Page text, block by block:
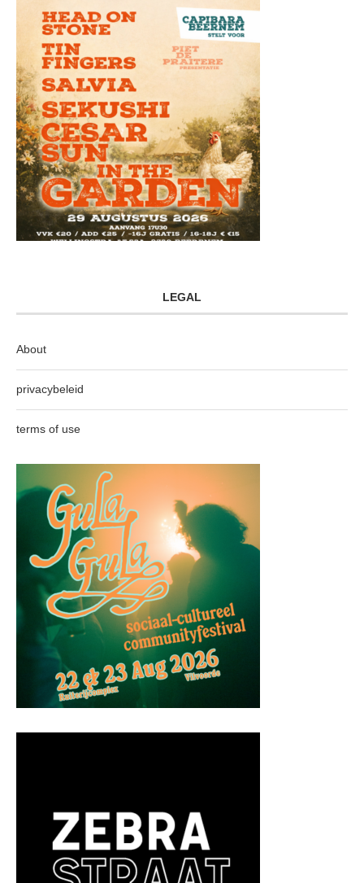
LEGAL
About
privacybeleid
terms of use